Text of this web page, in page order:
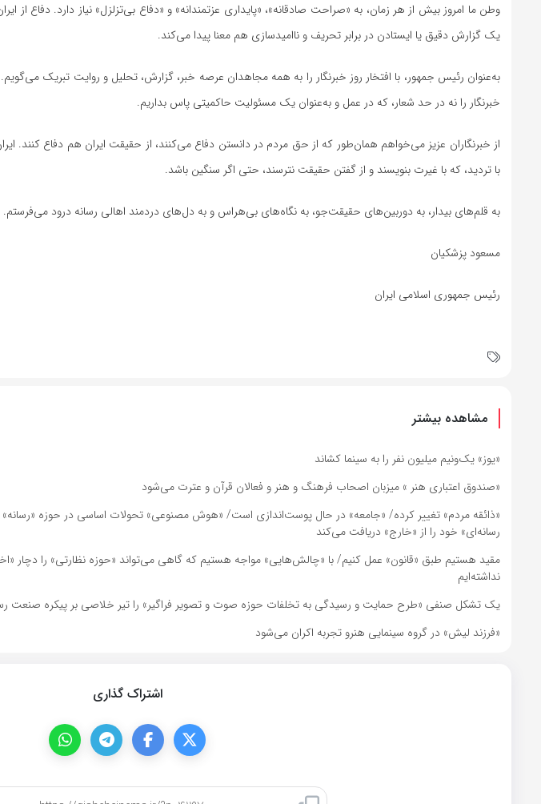
وطن ما امروز بیش از هر زمان، به «صراحت صادقانه»، «پایداری عزتمندانه» و «دفاع بی‌تزلزل» نیاز دارد. دفاع
یک گزارش دقیق یا ایستادن در برابر تحریف و ناامیدسازی هم معنا پیدا می‌کند.
به‌عنوان رئیس جمهور، با افتخار روز خبرنگار را به همه مجاهدان عرصه خبر، گزارش، تحلیل و روایت تبریک
خبرنگار را نه در حد شعار، که در عمل و به‌عنوان یک مسئولیت حاکمیتی پاس بداریم.
از خبرنگاران عزیز می‌خواهم همان‌طور که از حق مردم در دانستن دفاع می‌کنند، از حقیقت ایران هم دفاع کنند.
با تردید، که با غیرت بنویسند و از گفتن حقیقت نترسند، حتی اگر سنگین باشد.
به قلم‌های بیدار، به دوربین‌های حقیقت‌جو، به نگاه‌های بی‌هراس و به دل‌های دردمند اهالی رسانه درود می‌فرستم.
مسعود پزشکیان
رئیس جمهوری اسلامی ایران
مشاهده بیشتر
«یوز» یک‌ونیم میلیون نفر را به سینما کشاند
«صندوق اعتباری هنر » میزبان اصحاب فرهنگ و هنر و فعالان قرآن و عترت می‌شود
«ذائقه مردم» تغییر کرده/ «جامعه» در حال پوست‌اندازی است/ «هوش مصنوعی» تحولات اساسی در حوزه
رسانه‌ای» خود را از «خارج» دریافت می‌کند
مقید هستیم طبق «قانون» عمل کنیم/ با «چالش‌هایی» مواجه هستیم که گاهی می‌تواند «حوزه نظارتی» را دچار
نداشته‌ایم
یک تشکل‌ صنفی «طرح حمایت و رسیدگی به تخلفات حوزه صوت و تصویر فراگیر» را تیر خلاصی بر پیکره صنعت
«فرزند لیش» در گروه سینمایی هنرو تجربه اکران می‌شود
اشتراک گذاری